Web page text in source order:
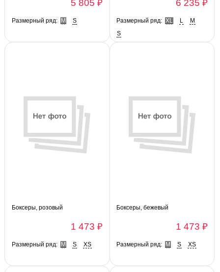
5 805 ₽
Размерный ряд: M S
6 235 ₽
Размерный ряд: XL L
M
S
Боксеры, розовый
1 473 ₽
Размерный ряд: M S XS
Боксеры, бежевый
1 473 ₽
Размерный ряд: M S XS